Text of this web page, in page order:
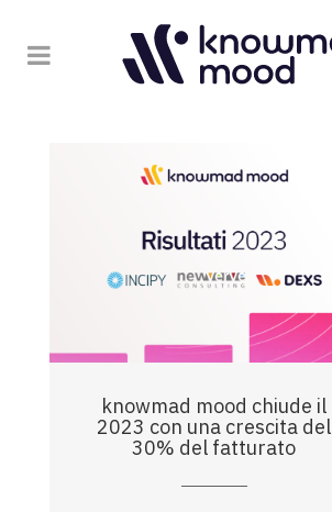
knowmad mood chiude il
2023 con una crescita del
30% del fatturato